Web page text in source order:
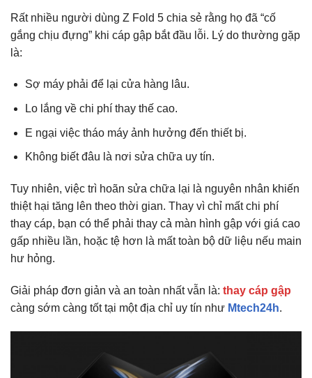
Rất nhiều người dùng Z Fold 5 chia sẻ rằng họ đã “cố
gắng chịu đựng” khi cáp gập bắt đầu lỗi. Lý do thường gặp
là:
Sợ máy phải để lại cửa hàng lâu.
Lo lắng về chi phí thay thế cao.
E ngại việc tháo máy ảnh hưởng đến thiết bị.
Không biết đâu là nơi sửa chữa uy tín.
Tuy nhiên, việc trì hoãn sửa chữa lại là nguyên nhân khiến
thiệt hại tăng lên theo thời gian. Thay vì chỉ mất chi phí
thay cáp, bạn có thể phải thay cả màn hình gập với giá cao
gấp nhiều lần, hoặc tệ hơn là mất toàn bộ dữ liệu nếu main
hư hỏng.
Giải pháp đơn giản và an toàn nhất vẫn là: thay cáp gập
càng sớm càng tốt tại một địa chỉ uy tín như Mtech24h.